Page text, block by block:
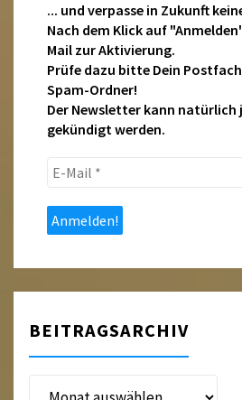
... und verpasse in Zukunft
Nach dem Klick auf
Mail zur Aktivierung.
Prüfe dazu bitte Dein
Spam-Ordner!
Der Newsletter kann natürlich
gekündigt werden.
E-
*
BEITRAGSARCHIV
Beitragsarchiv